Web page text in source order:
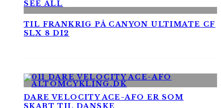
SEE ALL
TIL FRANKRIG PÅ CANYON ULTIMATE CF
SLX 8 DI2
DARE VELOCITY ACE-AFO ER SOM
SKABT TIL DANSKE